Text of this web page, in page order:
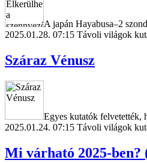
A japán Hayabusa–2
2025.01.28. 07:15 Távoli világok
Száraz Vénusz
Egyes kutatók felvetették,
2025.01.24. 07:15 Távoli világok
Mi várható 2025-ben?